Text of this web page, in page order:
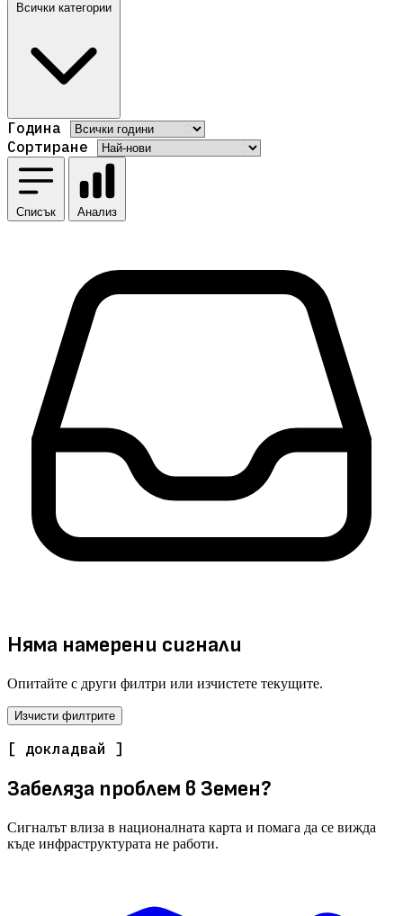
Всички категории
Година
Сортиране
Списък Анализ
Няма намерени сигнали
Опитайте с други филтри или изчистете текущите.
Изчисти филтрите
[ докладвай ]
Забеляза проблем в Земен?
Сигналът влиза в националната карта и помага да се вижда
къде инфраструктурата не работи.